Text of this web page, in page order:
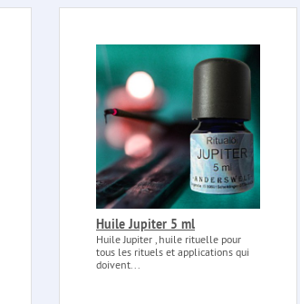
Huile Jupiter 5 ml
Huile Jupiter , huile rituelle pour
tous les rituels et applications qui
doivent...